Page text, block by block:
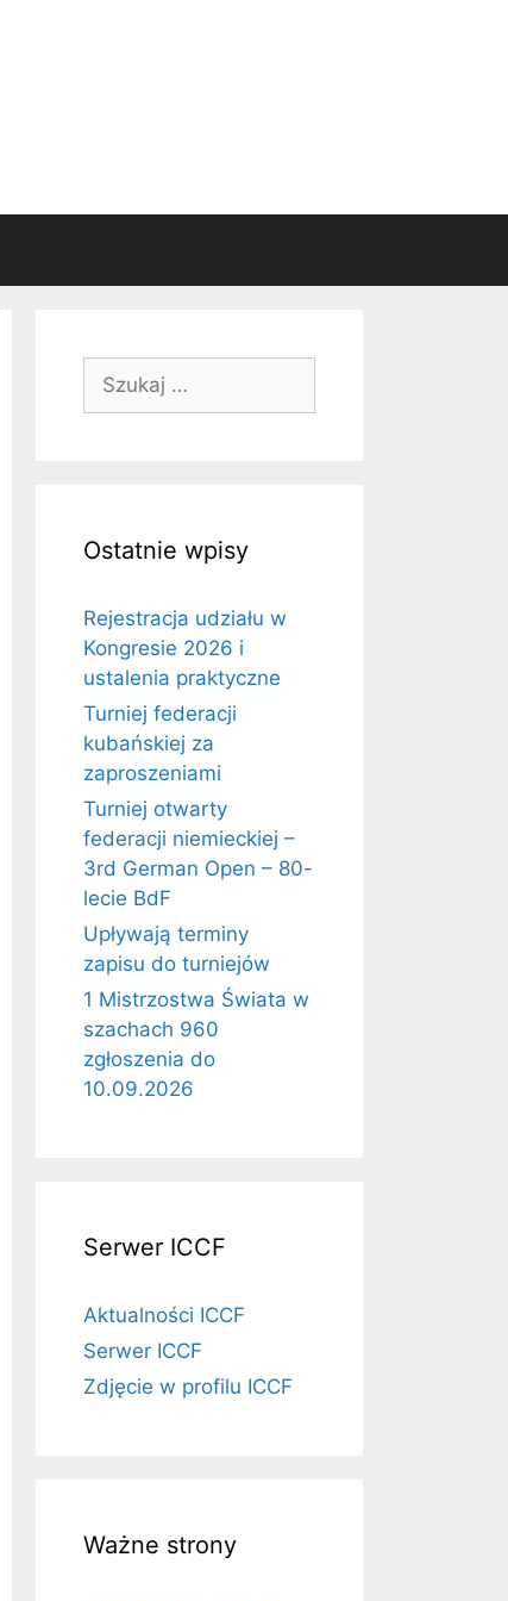
Ostatnie wpisy
Rejestracja udziału w
Kongresie 2026 i
ustalenia praktyczne
Turniej federacji
kubańskiej za
zaproszeniami
Turniej otwarty
federacji niemieckiej –
3rd German Open – 80-
lecie BdF
Upływają terminy
zapisu do turniejów
1 Mistrzostwa Świata w
szachach 960
zgłoszenia do
10.09.2026
Serwer ICCF
Aktualności ICCF
Serwer ICCF
Zdjęcie w profilu ICCF
Ważne strony